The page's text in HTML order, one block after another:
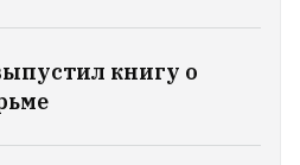
книгу о